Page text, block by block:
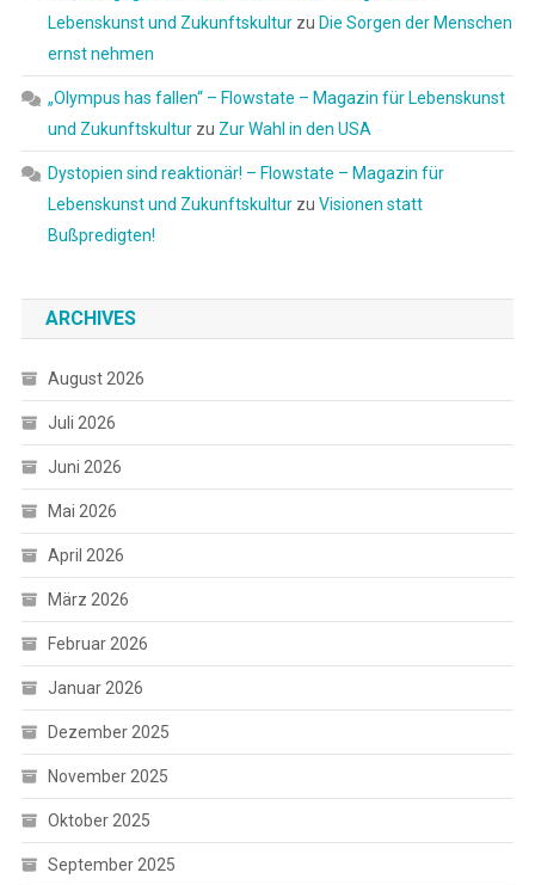
Lebenskunst und Zukunftskulturzu Die Sorgen der Menschen
ernst nehmen
„Olympus has fallen“ – Flowstate – Magazin für Lebenskunst
und Zukunftskulturzu Zur Wahl in den USA
Dystopien sind reaktionär! – Flowstate – Magazin für
Lebenskunst und Zukunftskulturzu Visionen statt
Bußpredigten!
ARCHIVES
August 2026
Juli 2026
Juni 2026
Mai 2026
April 2026
März 2026
Februar 2026
Januar 2026
Dezember 2025
November 2025
Oktober 2025
September 2025